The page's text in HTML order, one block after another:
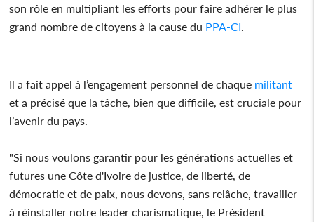
son rôle en multipliant les efforts pour faire adhérer le plus
grand nombre de citoyens à la cause du PPA-CI.
Il a fait appel à l’engagement personnel de chaque militant
et a précisé que la tâche, bien que difficile, est cruciale pour
l’avenir du pays.
"Si nous voulons garantir pour les générations actuelles et
futures une Côte d'Ivoire de justice, de liberté, de
démocratie et de paix, nous devons, sans relâche, travailler
à réinstaller notre leader charismatique, le Président